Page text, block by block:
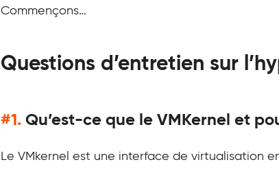
Commençons…
Questions d’entretien sur
#1. Qu’est-ce que le VMKernel et
Le VMkernel est une interface de virtualisation